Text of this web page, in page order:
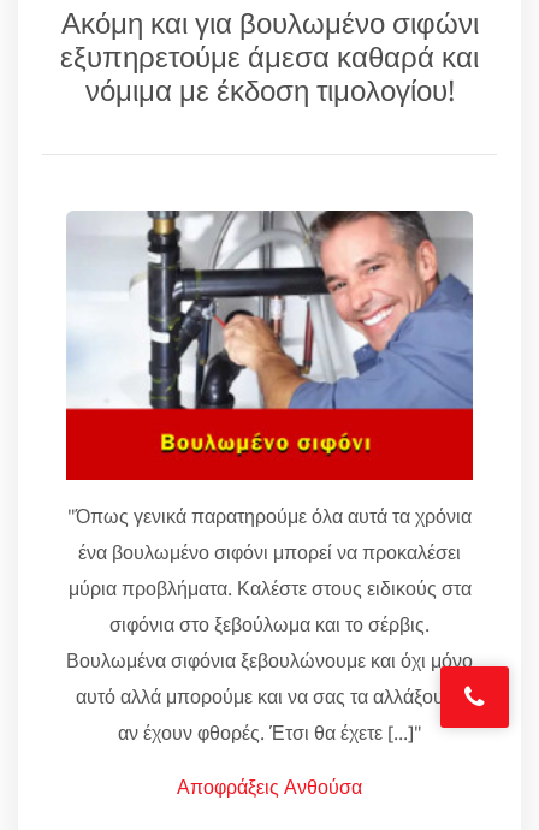
Ακόμη και για βουλωμένο σιφώνι
εξυπηρετούμε άμεσα καθαρά και
νόμιμα με έκδοση τιμολογίου!
"Όπως γενικά παρατηρούμε όλα αυτά τα χρόνια
ένα βουλωμένο σιφόνι μπορεί να προκαλέσει
μύρια προβλήματα. Καλέστε στους ειδικούς στα
σιφόνια στο ξεβούλωμα και το σέρβις.
Βουλωμένα σιφόνια ξεβουλώνουμε και όχι μόνο
αυτό αλλά μπορούμε και να σας τα αλλάξουμε
αν έχουν φθορές. Έτσι θα έχετε [...]"
Αποφράξεις Ανθούσα